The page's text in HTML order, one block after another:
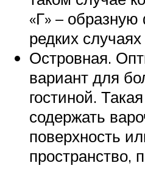
«Г» –
редких
Островная.
вариант для
гостиной.
содержать
поверхность
пространство,